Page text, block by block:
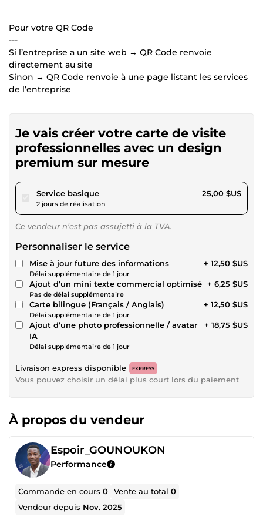
Pour votre QR Code
---
Si l’entreprise a un site web → QR Code renvoie
directement au site
Sinon → QR Code renvoie à une page listant les services
de l’entreprise
Je vais créer votre carte de visite
professionnelles avec un design
premium sur mesure
Service basiquepour 23,04 $US
2 jours de réalisation
25,00 $US
Ce vendeur n’est pas assujetti à la TVA.
Personnaliser le service
Mise à jour future des informations
Délai supplémentaire de 1 jour
+ 12,50 $US
Ajout d’un mini texte commercial optimisé
Pas de délai supplémentaire
+ 6,25 $US
Carte bilingue (Français / Anglais)
Délai supplémentaire de 1 jour
+ 12,50 $US
Ajout d’une photo professionnelle / avatar
IA
Délai supplémentaire de 1 jour
+ 18,75 $US
Livraison express disponible EXPRESS
Vous pouvez choisir un délai plus court lors du paiement
À propos du vendeur
Espoir_GOUNOUKON
Performance
Commande en cours0 Vente au total0
Vendeur depuis Nov. 2025